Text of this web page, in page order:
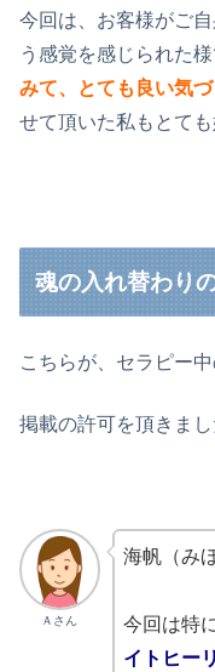
今回は、お客様がご
う感覚を感じられた
みて、とても良い気づ
せて頂いた私もとて
魂の入れ替わり
こちらが、セラピー
掲載の許可を頂きま
Ａさん
海帆（み
今回は特
イトヒー